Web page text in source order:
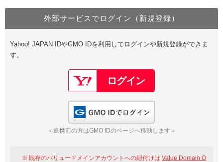
Value Domain Oneにログイン
Google
GMO ID Amazon
※AmazonはValue Domain Oneのログイン画面へ遷移します
Value Domain Oneアカウント作成
以下でも登録可能
Google Yahoo!
GMO ID
外部サービスでログイン（新規登録）
Yahoo! JAPAN IDやGMO IDを利用してログインや新規登録ができま
す。
＜連携前の方はGMO IDのページへ移動します＞
既存のバリュードメインアカウントへの紐付けはValue Domain O